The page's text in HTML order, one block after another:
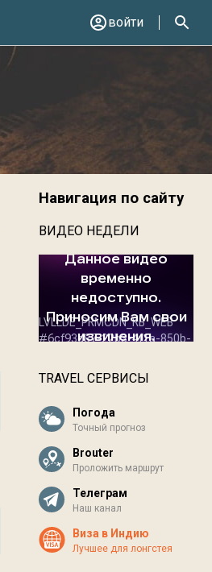
войти
Навигация по сайту
ВИДЕО НЕДЕЛИ
TRAVEL СЕРВИСЫ
Погода
Точный прогноз
Brouter
Проложить маршрут
Телеграм
Наш канал
Виза в Индию
Лучшее для лонгстея